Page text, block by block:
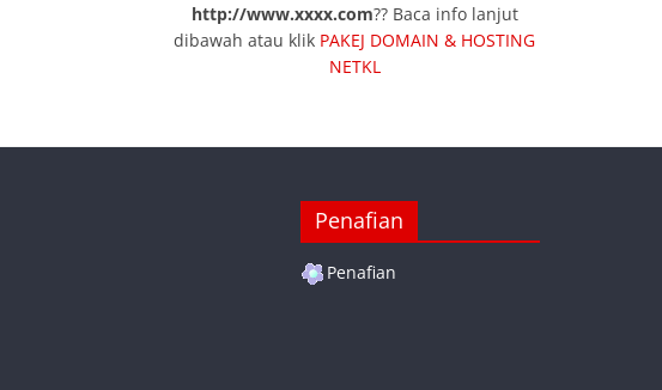
http://www.xxxx.com?? Baca info lanjut
dibawah atau klik PAKEJ DOMAIN & HOSTING
NETKL
Penafian
Penafian